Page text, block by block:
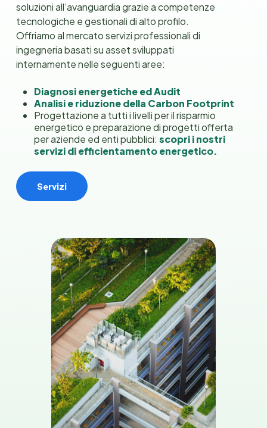
section
soluzioni all’avanguardia grazie a competenze
tecnologiche e gestionali di alto profilo.
Offriamo al mercato servizi professionali di
ingegneria basati su asset sviluppati
internamente nelle seguenti aree:
Diagnosi energetiche ed Audit
Analisi e riduzione della Carbon Footprint
Progettazione a tutti i livelli per il risparmio
energetico e preparazione di progetti offerta
per aziende ed enti pubblici: scopri i nostri
servizi di efficientamento energetico.
Servizi